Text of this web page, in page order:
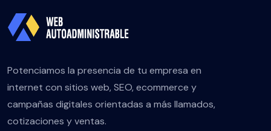
Potenciamos la presencia de tu empresa en
internet con sitios web, SEO, ecommerce y
campañas digitales orientadas a más llamados,
cotizaciones y ventas.